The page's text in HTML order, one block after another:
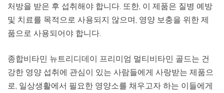
처방을 받은 후 섭취해야 합니다. 또한, 이 제품은 질병 예방
및 치료를 목적으로 사용되지 않으며, 영양 보충을 위한 제
품으로 사용되어야 합니다.
종합비타민 뉴트리디데이 프리미엄 멀티비타민 골드는 건
강한 영양 섭취에 관심이 있는 사람들에게 사랑받는 제품으
로, 일상생활에서 필요한 영양소를 채우고자 하는 이들에게